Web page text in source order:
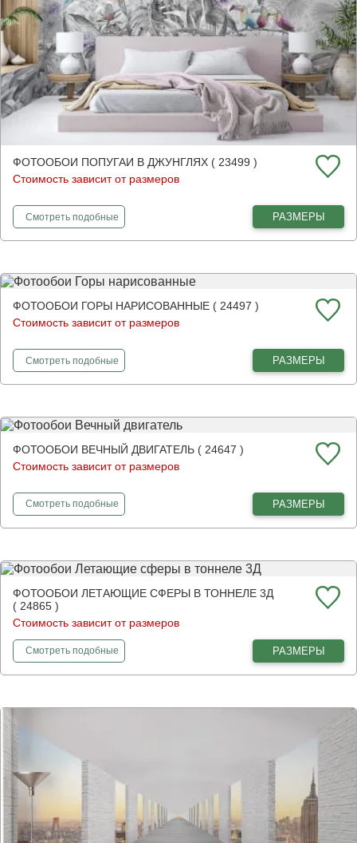
ФОТООБОИ ПОПУГАИ В ДЖУНГЛЯХ ( 23499 )
Стоимость зависит от размеров
Смотретьфотообои
подобные РАЗМЕРЫ
ФОТООБОИ ГОРЫ НАРИСОВАННЫЕ ( 24497 )
Стоимость зависит от размеров
Смотретьфотообои
подобные РАЗМЕРЫ
ФОТООБОИ ВЕЧНЫЙ ДВИГАТЕЛЬ ( 24647 )
Стоимость зависит от размеров
Смотретьфотообои
подобные РАЗМЕРЫ
ФОТООБОИ ЛЕТАЮЩИЕ СФЕРЫ В ТОННЕЛЕ 3Д
( 24865 )
Стоимость зависит от размеров
Смотретьфотообои
подобные РАЗМЕРЫ